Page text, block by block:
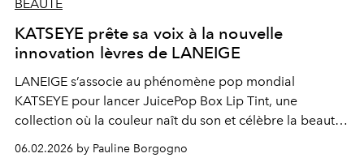
BEAUTÉ
KATSEYE prête sa voix à la nouvelle
innovation lèvres de LANEIGE
LANEIGE s’associe au phénomène pop mondial
KATSEYE pour lancer JuicePop Box Lip Tint, une
collection où la couleur naît du son et célèbre la beauté
06.02.2026 by Pauline Borgogno